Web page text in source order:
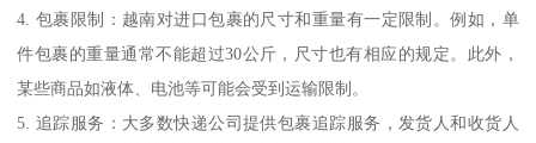
4. 包裹限制：越南对进口包裹的尺寸和重量有一定限制。例如，单
件包裹的重量通常不能超过30公斤，尺寸也有相应的规定。此外，
某些商品如液体、电池等可能会受到运输限制。
5. 追踪服务：大多数快递公司提供包裹追踪服务，发货人和收货人